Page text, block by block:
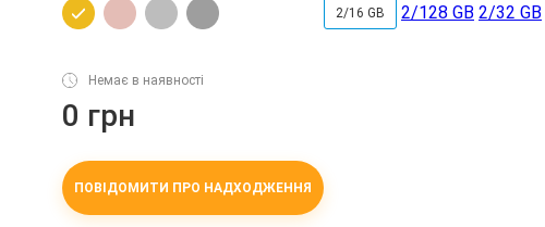
2/16 GB 2/128 GB 2/32 GB
Немає в наявності
0 грн
ПОВІДОМИТИ ПРО НАДХОДЖЕННЯ